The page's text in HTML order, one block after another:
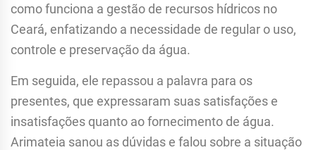
como funciona a gestão de recursos hídricos no
Ceará, enfatizando a necessidade de regular o uso,
controle e preservação da água.
Em seguida, ele repassou a palavra para os
presentes, que expressaram suas satisfações e
insatisfações quanto ao fornecimento de água.
Arimateia sanou as dúvidas e falou sobre a situação